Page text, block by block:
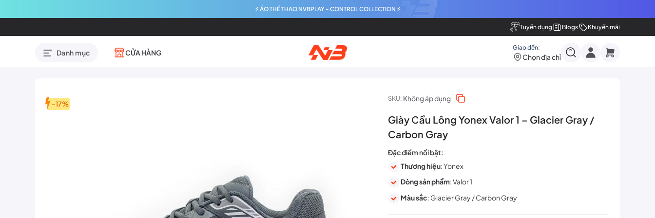
Tuyển dụng Blogs Khuyến mãi
Danh mục CỬA HÀNG
Giao đến:
Chọn địa chỉ
⚡ ÁO THỂ THAO NVBPLAY - CONTROL COLLECTION ⚡
-17%
SKU: Không áp dụng
Giày Cầu Lông Yonex Valor 1 – Glacier Gray /
Carbon Gray
Đặc điểm nổi bật:
Thương hiệu: Yonex
Dòng sản phẩm: Valor 1
Màu sắc: Glacier Gray / Carbon Gray